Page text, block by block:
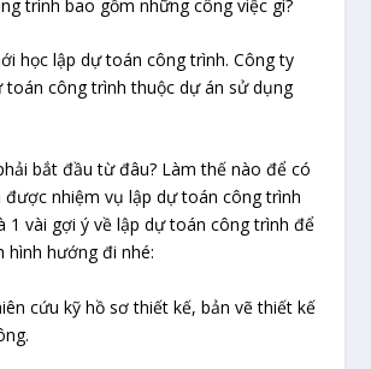
trình bao gồm những công việc gì?
học lập dự toán công trình. Công ty
toán công trình thuộc dự án sử dụng
bắt đầu từ đâu? Làm thế nào để có
được nhiệm vụ lập dự toán công trình
1 vài gợi ý về lập dự toán công trình để
hình hướng đi nhé:
cứu kỹ hồ sơ thiết kế, bản vẽ thiết kế